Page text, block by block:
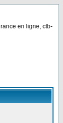
en ligne, ctb-